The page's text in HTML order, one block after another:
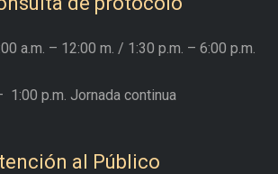
a.m. – 12:00 m. / 1:30 p.m. – 6:00 p.m.
1:00 p.m. Jornada continua
al Público